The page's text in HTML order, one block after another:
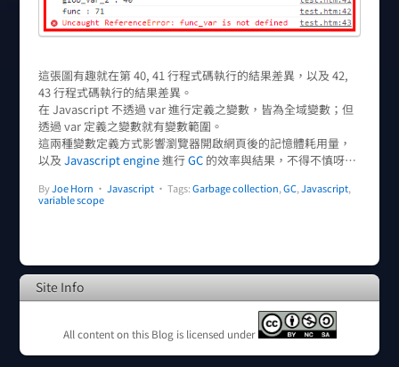
這張圖有趣就在第 40, 41 行程式碼執行的結果差異，以及 42,
43 行程式碼執行的結果差異。
在 Javascript 不透過 var 進行定義之變數，皆為全域變數；但
透過 var 定義之變數就有變數範圍。
這兩種變數定義方式影響瀏覽器開啟網頁後的記憶體耗用量，
以及 Javascript engine進行GC的效率與結果，不得不慎呀…
ByJoe Horn • Javascript • Tags:Garbage collection,GC,Javascript,
variable scope
Site Info
All content on this Blog is licensed under